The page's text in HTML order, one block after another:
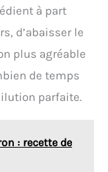
facilité.
PARFAIT
ce set
tout
à part
d’abaisser le
plus agréable
de temps
parfaite.
: recette de